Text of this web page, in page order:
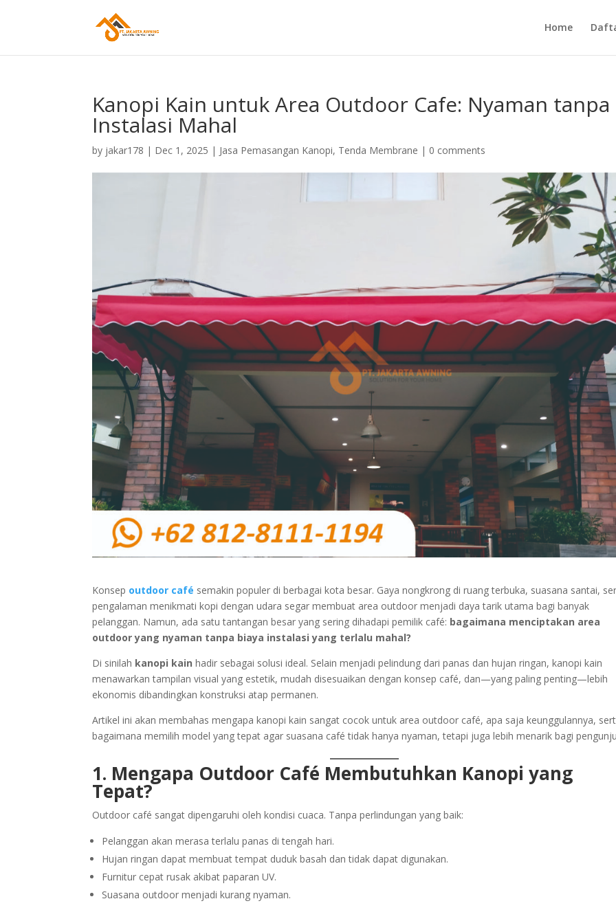
Home
Kanopi Kain untuk Area Outdoor Cafe: Nyaman tanpa
Instalasi Mahal
by jakar178 | Dec 1, 2025 | Jasa Pemasangan Kanopi, Tenda Membrane | 0 comments
Konsep outdoor café semakin populer di berbagai kota besar. Gaya nongkrong di ruang terbuka, suasana santai,
pengalaman menikmati kopi dengan udara segar membuat area outdoor menjadi daya tarik utama bagi banyak
pelanggan. Namun, ada satu tantangan besar yang sering dihadapi pemilik café: bagaimana menciptakan area
outdoor yang nyaman tanpa biaya instalasi yang terlalu mahal?
Di sinilah kanopi kain hadir sebagai solusi ideal. Selain menjadi pelindung dari panas dan hujan ringan, kanopi kain
menawarkan tampilan visual yang estetik, mudah disesuaikan dengan konsep café, dan—yang paling penting—lebih
ekonomis dibandingkan konstruksi atap permanen.
Artikel ini akan membahas mengapa kanopi kain sangat cocok untuk area outdoor café, apa saja keunggulannya,
bagaimana memilih model yang tepat agar suasana café tidak hanya nyaman, tetapi juga lebih menarik bagi
1. Mengapa Outdoor Café Membutuhkan Kanopi yang
Tepat?
Outdoor café sangat dipengaruhi oleh kondisi cuaca. Tanpa perlindungan yang baik:
Pelanggan akan merasa terlalu panas di tengah hari.
Hujan ringan dapat membuat tempat duduk basah dan tidak dapat digunakan.
Furnitur cepat rusak akibat paparan UV.
Suasana outdoor menjadi kurang nyaman.